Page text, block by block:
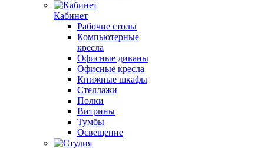
Кабинет
Рабочие столы
Компьютерные
кресла
Офисные диваны
Офисные кресла
Книжные шкафы
Стеллажи
Полки
Витрины
Тумбы
Освещение